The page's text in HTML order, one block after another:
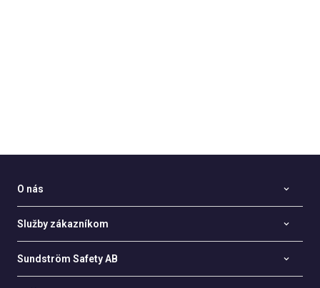
O nás
Služby zákazníkom
Sundström Safety AB